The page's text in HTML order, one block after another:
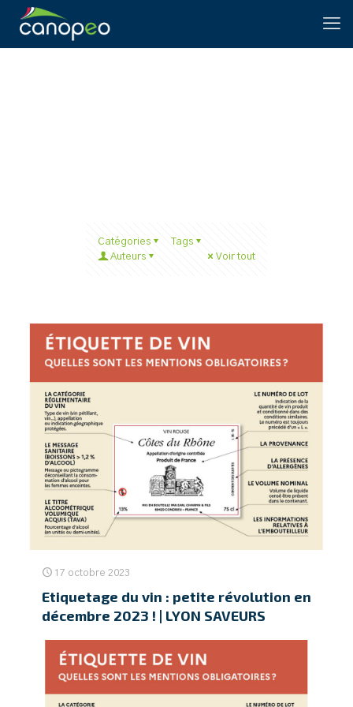
Catégories
Tags
Auteurs
Voir tout
17 octobre 2023
Etiquetage du vin : petite révolution en
décembre 2023 ! | LYON SAVEURS